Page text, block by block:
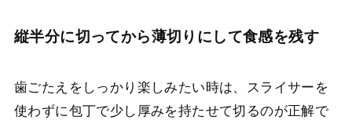
縦半分に切ってから薄切りにして食感を残す
歯ごたえをしっかり楽しみたい時は、スライサーを
使わずに包丁で少し厚みを持たせて切るのが正解で